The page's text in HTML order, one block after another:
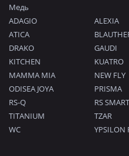
Медь
ADAGIO
ALEXIA
ATICA
DRAKO
GAUDI
KITCHEN
KUATRO
MAMMA MIA
NEW FLY
ODISEA JOYA
PRISMA
RS-Q
RS SMART
TITANIUM
TZAR
WC
YPSILON